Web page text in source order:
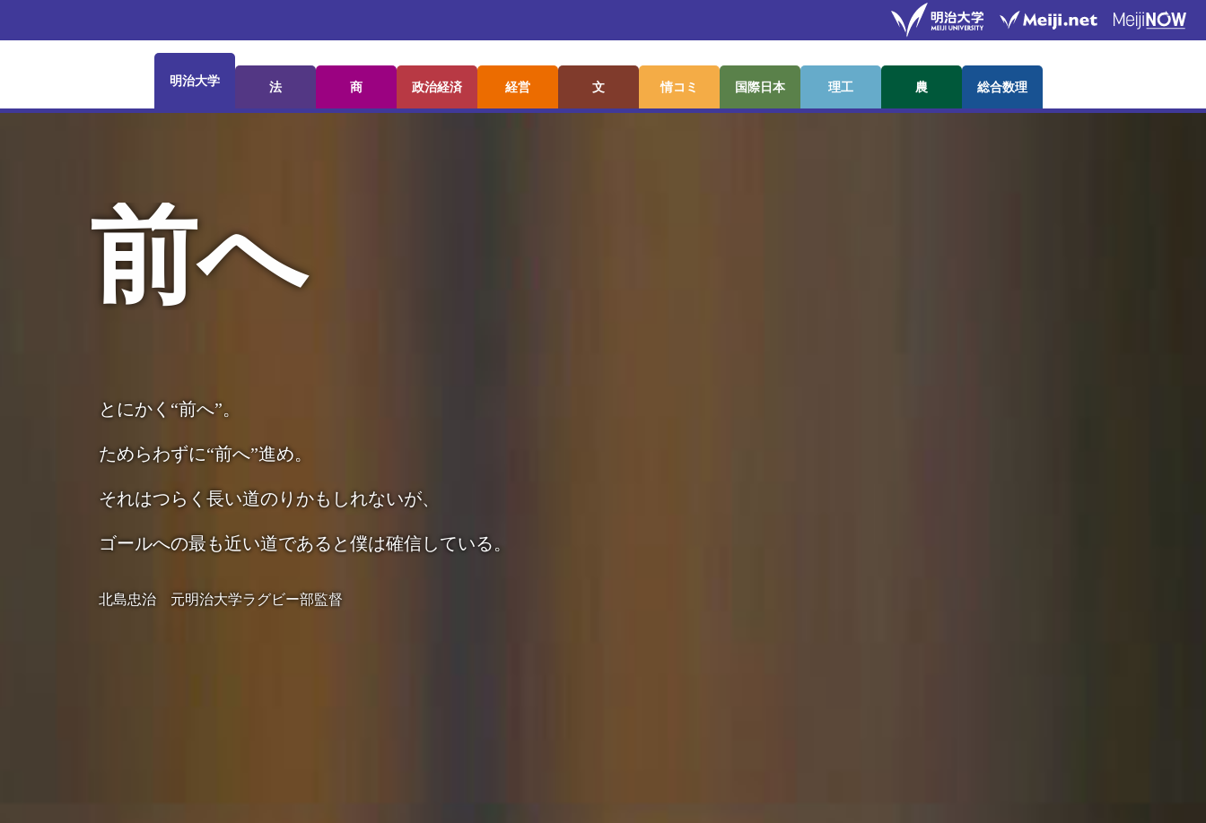
明治大学 法 商 政治経済 経営 文 情コミ 国際日本 理工 農 総合数理
前へ
とにかく“前へ”。
ためらわずに“前へ”進め。
それはつらく長い道のりかもしれないが、
ゴールへの最も近い道であると僕は確信している。
北島忠治 元明治大学ラグビー部監督